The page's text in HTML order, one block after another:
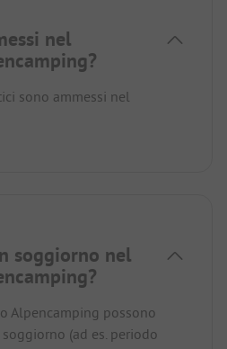
nel
sono ammessi nel
soggiorno nel
Alpencamping possono
(ad es. periodo